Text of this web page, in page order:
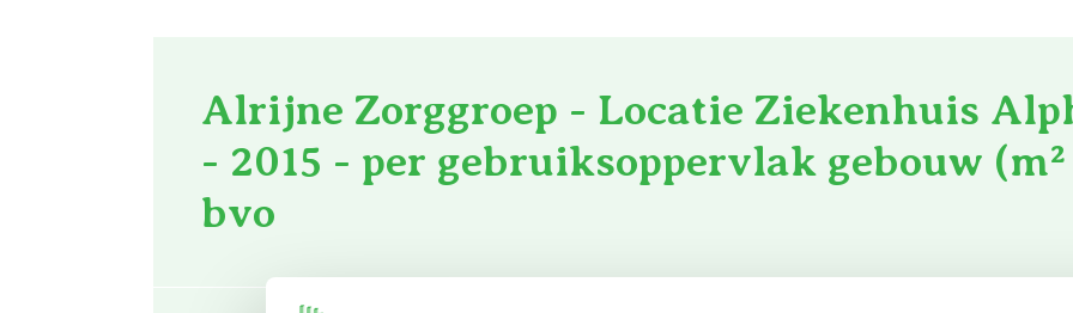
Alrijne Zorggroep - Locatie Ziekenhuis
- 2015 - per gebruiksoppervlak gebouw
bvo